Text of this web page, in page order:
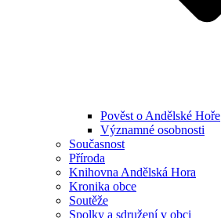
Pověst o Andělské Hoře
Významné osobnosti
Současnost
Příroda
Knihovna Andělská Hora
Kronika obce
Soutěže
Spolky a sdružení v obci